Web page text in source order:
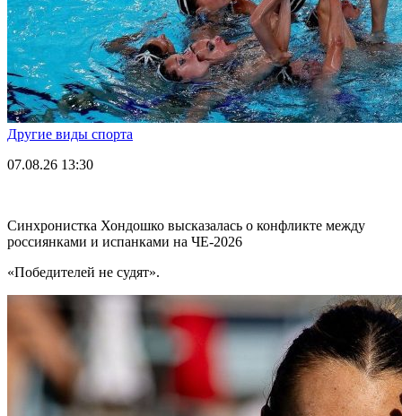
Другие виды спорта
07.08.26 13:30
Синхронистка Хондошко высказалась о конфликте между
россиянками и испанками на ЧЕ-2026
«Победителей не судят».